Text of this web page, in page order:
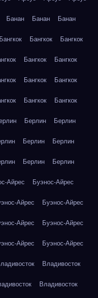
Банан Банан Банан
Бангкок Бангкок Бангкок
Бангкок Бангкок
Бангкок Бангкок
Бангкок Бангкок
Берлин Берлин
Берлин Берлин
Берлин Берлин
Айрес Буэнос-Айрес
Айрес Буэнос-Айрес
Айрес Буэнос-Айрес
Айрес Буэнос-Айрес
Владивосток
Владивосток